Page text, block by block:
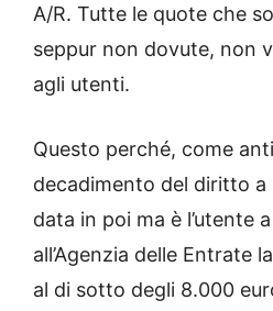
A/R. Tutte le quote che
seppur non dovute, non
agli utenti.
Questo perché, come
decadimento del diritto
data in poi ma è l’utente
all’Agenzia delle Entrate
al di sotto degli 8.000